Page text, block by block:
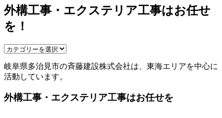
外構工事・エクステリア工事はお任せ
を！
岐阜県多治見市の斉藤建設株式会社は、東海エリアを中心に
活動しています。
外構工事・エクステリア工事はお任せを